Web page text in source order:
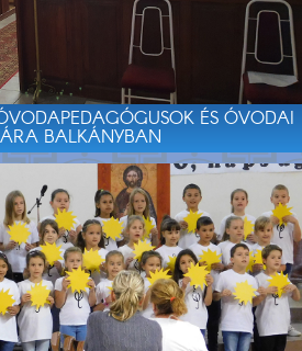
ÉS ÓVODAI
BALKÁNYBAN